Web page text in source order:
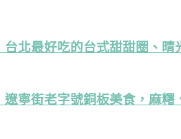
北最好吃的台式甜甜圈、
遼寧街老字號銅板美食，麻